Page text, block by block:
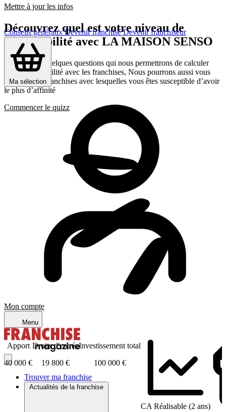
Conseils générauxDevenir franchiséDevenir franchiseur
Ma sélection
Mon compte
Menu
Trouver ma franchise
Actualités de la franchise
Mettre à jour les infos
Découvrez quel est votre niveau de
compatibilité avec LA MAISON SENSO
Répondez a quelques questions qui nous permettrons de calculer
votre compatibilité avec les franchises, Nous pourrons aussi vous
présenter les franchises avec lesquelles vous êtes susceptible d’avoir
le plus d’affinité
Commencer le quizz
Apport
40 000 €
Droits d'entrée
19 800 €
Investissement total
100 000 €
CA Réalisable (2 ans)